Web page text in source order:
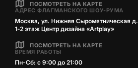
ПОСМОТРЕТЬ НА КАРТЕ
АДРЕС ФЛАГМАНСКОГО ШОУ-РУМА
Москва, ул. Нижняя Сыромятническая д.
1‑2 этаж Центр дизайна «Artplay»
ПОСМОТРЕТЬ НА КАРТЕ
ВРЕМЯ РАБОТЫ
Пн-Сб: с 9:00 до 21:00